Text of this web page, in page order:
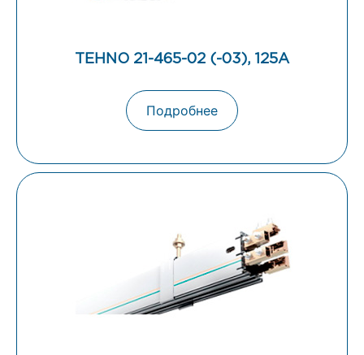
TEHNO 21-465-02 (-03), 125А
Подробнее